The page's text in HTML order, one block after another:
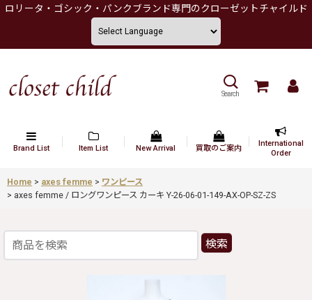
ロリータ・ゴシック・パンクブランド専門のクローゼットチャイルド
Search
Brand List Item List New Arrival 買取のご案内
International
Order
Home > axes femme > ワンピース
> axes femme / ロングワンピース カーキ Y-26-06-01-149-AX-OP-SZ-ZS
検索